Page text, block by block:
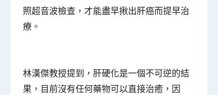
照超音波檢查，才能盡早揪出肝癌而提早治
療。
林漢傑教授提到，肝硬化是一個不可逆的結
果，目前沒有任何藥物可以直接治癒，因